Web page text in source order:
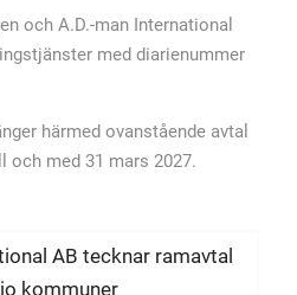
och A.D.-man International
med diarienummer
härmed ovanstående avtal
och med 31 mars 2027.
AB tecknar ramavtal
kommuner